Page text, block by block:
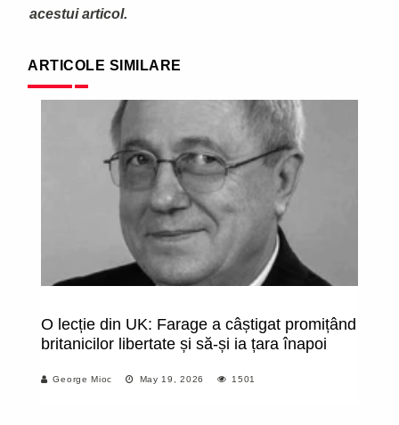
acestui articol.
ARTICOLE SIMILARE
O lecție din UK: Farage a câștigat promițând
britanicilor libertate și să-și ia țara înapoi
George Mioc May 19, 2026 1501